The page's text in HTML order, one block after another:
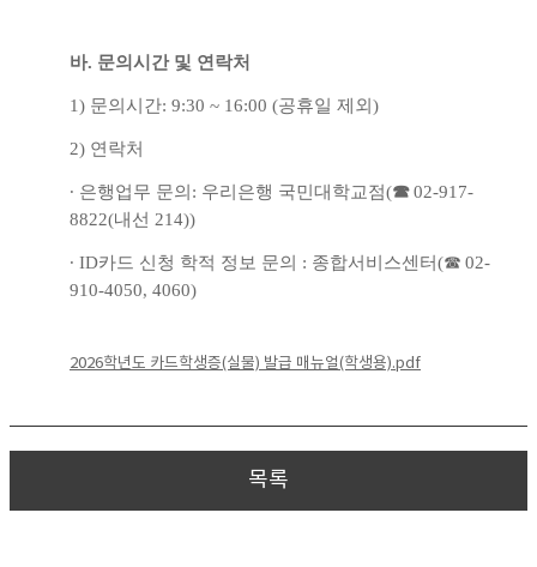
바. 문의시간 및 연락처
1) 문의시간: 9:30 ~ 16:00 (공휴일 제외 )
2) 연락처
∙ 은행업무 문의 : 우리은행 국민대학교점(☎02-917-
8822(내선 214))
∙ ID카드 신청 학적 정보 문의 : 종합서비스센터(☎02-
910-4050, 4060)
2026학년도 카드학생증(실물) 발급 매뉴얼(학생용).pdf
목록